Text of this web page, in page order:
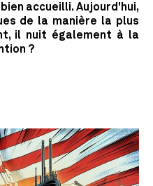
accueilli. Aujourd'hui,
de la manière la plus
il nuit également à la
?